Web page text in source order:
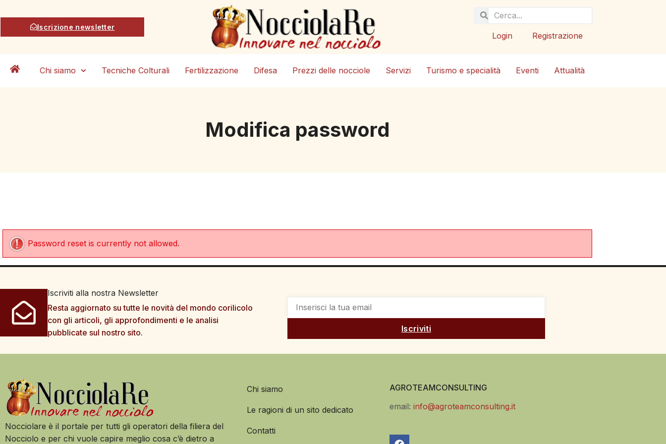
Iscrizione newsletter
Login Registrazione
Chi siamo Tecniche Colturali Fertilizzazione Difesa Prezzi delle nocciole Servizi Turismo e specialità Eventi Attualità
Modifica password
Password reset is currently not allowed.
Iscriviti alla nostra Newsletter
Resta aggiornato su tutte le novità del mondo corilicolo
con gli articoli, gli approfondimenti e le analisi
pubblicate sul nostro sito.
Iscriviti
Nocciolare è il portale per tutti gli operatori della filiera del
Nocciolo e per chi vuole capire meglio cosa c’è dietro a
Chi siamo
Le ragioni di un sito dedicato
Contatti
AGROTEAMCONSULTING
email:info@agroteamconsulting.it